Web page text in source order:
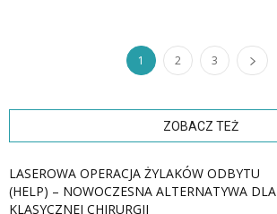
1 2 3
ZOBACZ TEŻ
LASEROWA OPERACJA ŻYLAKÓW ODBYTU
(HELP) – NOWOCZESNA ALTERNATYWA DLA
KLASYCZNEJ CHIRURGII